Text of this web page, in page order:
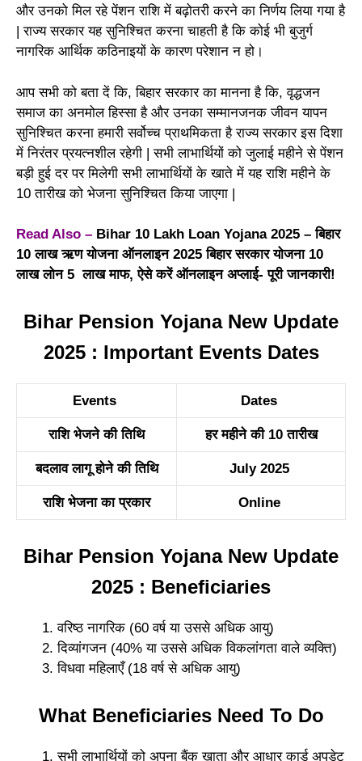
और उनको मिल रहे पेंशन राशि में बढ़ोतरी करने का निर्णय लिया गया है
| राज्य सरकार यह सुनिश्चित करना चाहती है कि कोई भी बुजुर्ग
नागरिक आर्थिक कठिनाइयों के कारण परेशान न हो।
आप सभी को बता दें कि, बिहार सरकार का मानना है कि, वृद्धजन
समाज का अनमोल हिस्सा है और उनका सम्मानजनक जीवन यापन
सुनिश्चित करना हमारी सर्वोच्च प्राथमिकता है राज्य सरकार इस दिशा
में निरंतर प्रयत्नशील रहेगी | सभी लाभार्थियों को जुलाई महीने से पेंशन
बड़ी हुई दर पर मिलेगी सभी लाभार्थियों के खाते में यह राशि महीने के
10 तारीख को भेजना सुनिश्चित किया जाएगा |
Read Also – Bihar 10 Lakh Loan Yojana 2025 – बिहार
10 लाख ऋण योजना ऑनलाइन 2025 बिहार सरकार योजना 10
लाख लोन 5 लाख माफ, ऐसे करें ऑनलाइन अप्लाई- पूरी जानकारी!
Bihar Pension Yojana New Update
2025 : Important Events Dates
Events Dates
राशि भेजने की तिथि हर महीने की 10 तारीख
बदलाव लागू होने की तिथि July 2025
राशि भेजना का प्रकार Online
Bihar Pension Yojana New Update
2025 : Beneficiaries
वरिष्ठ नागरिक (60 वर्ष या उससे अधिक आयु)
दिव्यांगजन (40% या उससे अधिक विकलांगता वाले व्यक्ति)
विधवा महिलाएँ (18 वर्ष से अधिक आयु)
What Beneficiaries Need To Do
सभी लाभार्थियों को अपना बैंक खाता और आधार कार्ड अपडेट